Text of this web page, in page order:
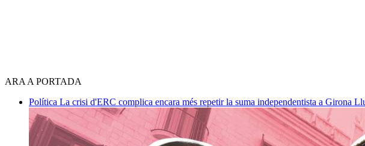
ARA A PORTADA
Política La crisi d'ERC complica encara més repetir la suma independentista a Girona